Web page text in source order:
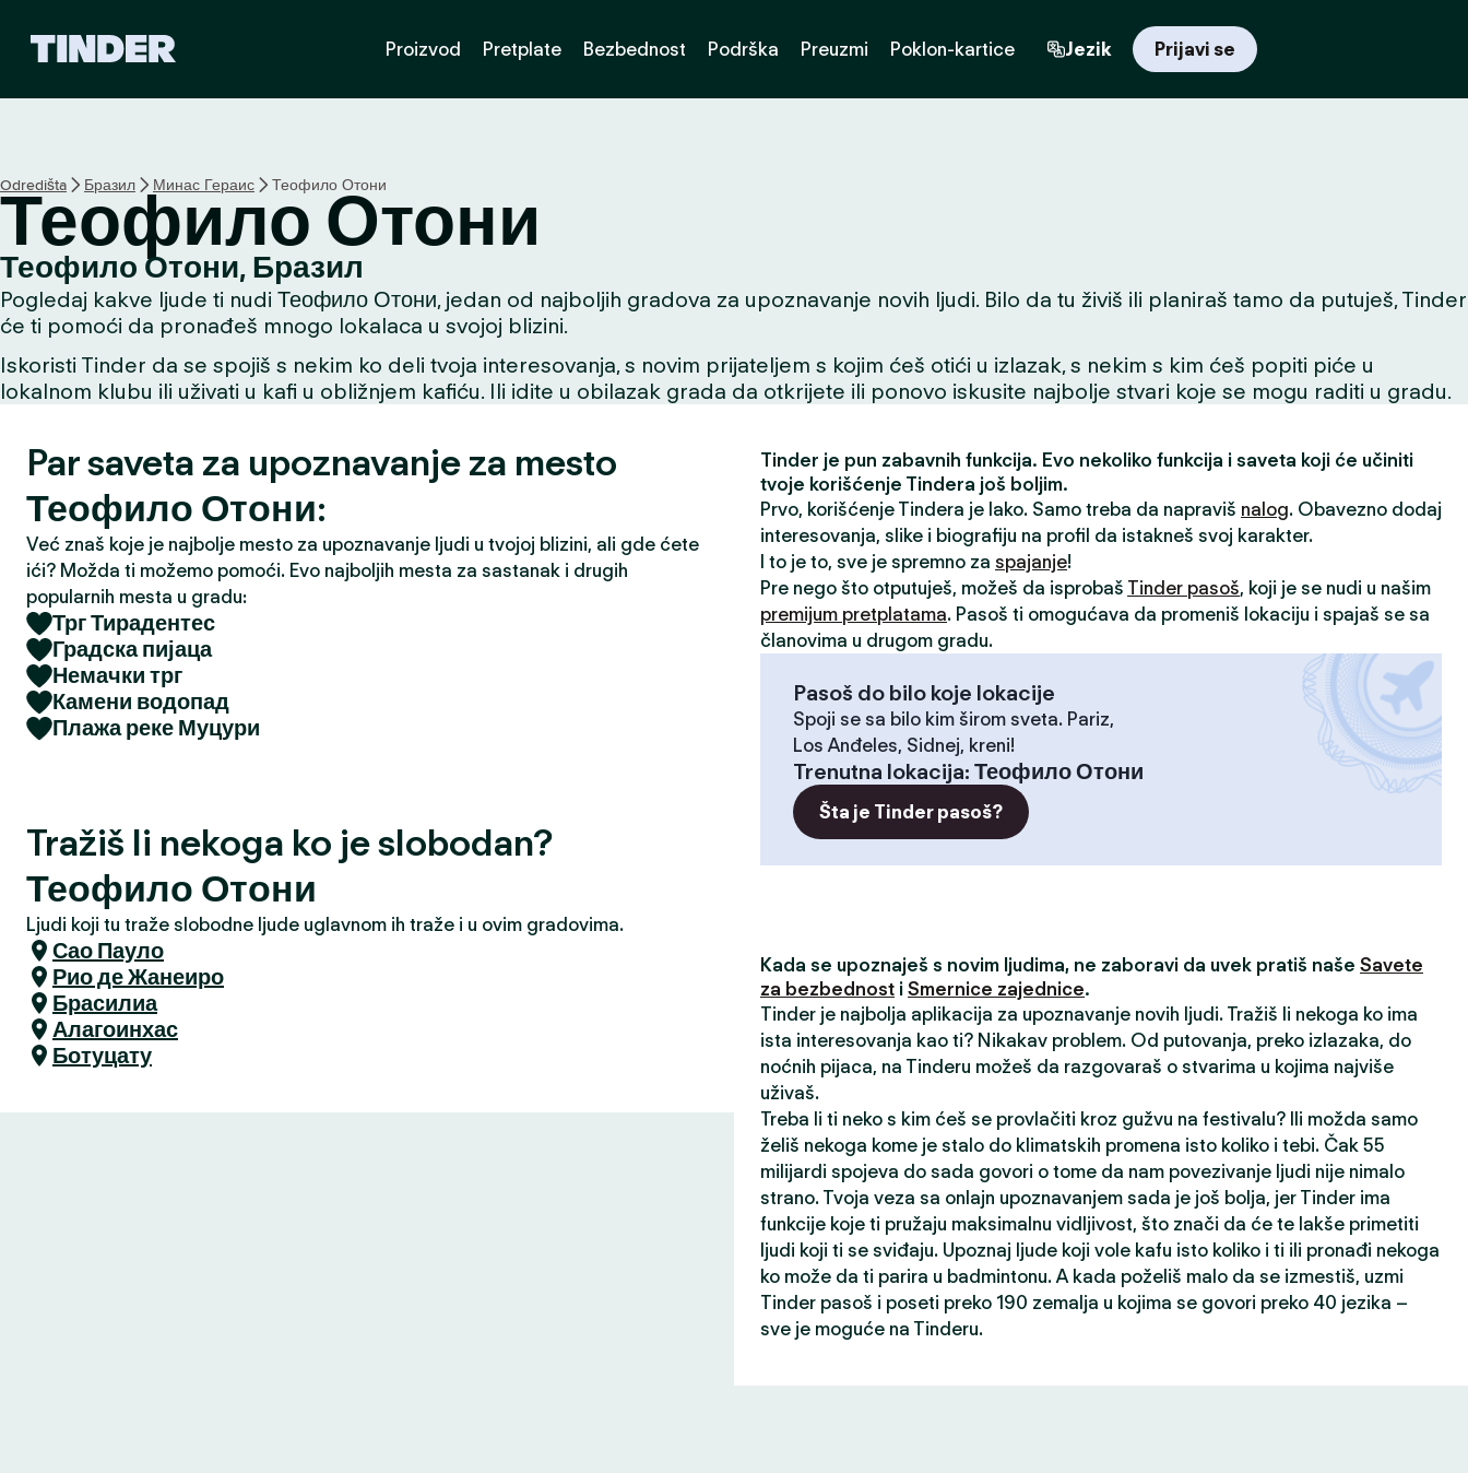
p
o
t
n
a
t
r
i
c
a
Proizvod Pretplate Bezbednost Podrška Preuzmi Poklon-kartice Jezik Prijavi se
Odredišta Бразил Минас Гераис Теофило Отони
Теофило Отони
Теофило Отони, Бразил
Pogledaj kakve ljude ti nudi Теофило Отони, jedan od najboljih gradova za upoznavanje novih ljudi. Bilo da tu živiš ili planiraš tamo da putuješ, Tinder
će ti pomoći da pronađeš mnogo lokalaca u svojoj blizini.
Iskoristi Tinder da se spojiš s nekim ko deli tvoja interesovanja, s novim prijateljem s kojim ćeš otići u izlazak, s nekim s kim ćeš popiti piće u
lokalnom klubu ili uživati u kafi u obližnjem kafiću. Ili idite u obilazak grada da otkrijete ili ponovo iskusite najbolje stvari koje se mogu raditi u gradu.
Par saveta za upoznavanje za mesto
Теофило Отони:
Već znaš koje je najbolje mesto za upoznavanje ljudi u tvojoj blizini, ali gde ćete
ići? Možda ti možemo pomoći. Evo najboljih mesta za sastanak i drugih
popularnih mesta u gradu:
Трг Тирадентес
Градска пијаца
Немачки трг
Камени водопад
Плажа реке Муцури
Tražiš li nekoga ko je slobodan?
Теофило Отони
Ljudi koji tu traže slobodne ljude uglavnom ih traže i u ovim gradovima.
Сао Пауло
Рио де Жанеиро
Брасилиа
Алагоинхас
Ботуцату
Tinder je pun zabavnih funkcija. Evo nekoliko funkcija i saveta koji će učiniti
tvoje korišćenje Tindera još boljim.
Prvo, korišćenje Tindera je lako. Samo treba da napraviš nalog. Obavezno dodaj
interesovanja, slike i biografiju na profil da istakneš svoj karakter.
I to je to, sve je spremno za spajanje!
Pre nego što otputuješ, možeš da isprobaš Tinder pasoš, koji je se nudi u našim
premijum pretplatama. Pasoš ti omogućava da promeniš lokaciju i spajaš se sa
članovima u drugom gradu.
Pasoš do bilo koje lokacije
Spoji se sa bilo kim širom sveta. Pariz,
Los Anđeles, Sidnej, kreni!
Trenutna lokacija: Теофило Отони
Šta je Tinder pasoš?
Kada se upoznaješ s novim ljudima, ne zaboravi da uvek pratiš naše Savete
za bezbednost i Smernice zajednice.
Tinder je najbolja aplikacija za upoznavanje novih ljudi. Tražiš li nekoga ko ima
ista interesovanja kao ti? Nikakav problem. Od putovanja, preko izlazaka, do
noćnih pijaca, na Tinderu možeš da razgovaraš o stvarima u kojima najviše
uživaš.
Treba li ti neko s kim ćeš se provlačiti kroz gužvu na festivalu? Ili možda samo
želiš nekoga kome je stalo do klimatskih promena isto koliko i tebi. Čak 55
milijardi spojeva do sada govori o tome da nam povezivanje ljudi nije nimalo
strano. Tvoja veza sa onlajn upoznavanjem sada je još bolja, jer Tinder ima
funkcije koje ti pružaju maksimalnu vidljivost, što znači da će te lakše primetiti
ljudi koji ti se sviđaju. Upoznaj ljude koji vole kafu isto koliko i ti ili pronađi nekoga
ko može da ti parira u badmintonu. A kada poželiš malo da se izmestiš, uzmi
Tinder pasoš i poseti preko 190 zemalja u kojima se govori preko 40 jezika –
sve je moguće na Tinderu.